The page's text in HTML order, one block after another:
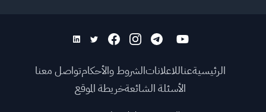
الرئيسيةعناللاعلاناتالشروط والأحكامتواصل معنا
الأسئلة الشائعةخريطة الموقع